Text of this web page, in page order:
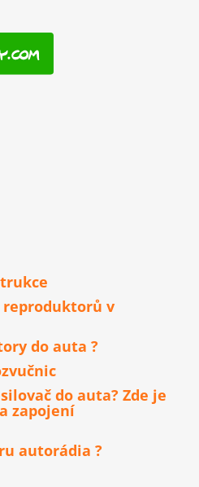
reproduktorů v
do auta ?
do auta? Zde je
zapojení
autorádia ?